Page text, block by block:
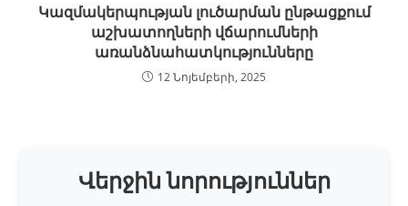
Կազմակերպության լուծարման ընթացքում
աշխատողների վճարումների
առանձնահատկությունները
12 Նոյեմբերի, 2025
Վերջին նորություններ